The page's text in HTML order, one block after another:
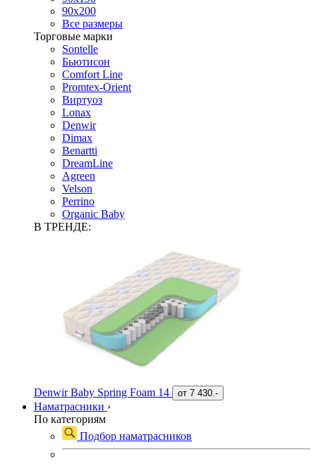
90х200
Все размеры
Торговые марки
Sontelle
Бьютисон
Comfort Line
Promtex-Orient
Виртуоз
Lonax
Denwir
Dimax
Benartti
DreamLine
Agreen
Velson
Perrino
Organic Baby
В ТРЕНДЕ:
Denwir Baby Spring Foam 14 от 7 430.-
Наматрасники ›
По категориям
Подбор наматрасников